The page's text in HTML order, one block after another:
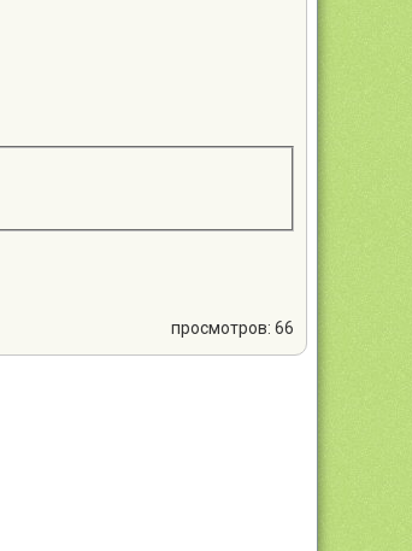
просмотров: 66